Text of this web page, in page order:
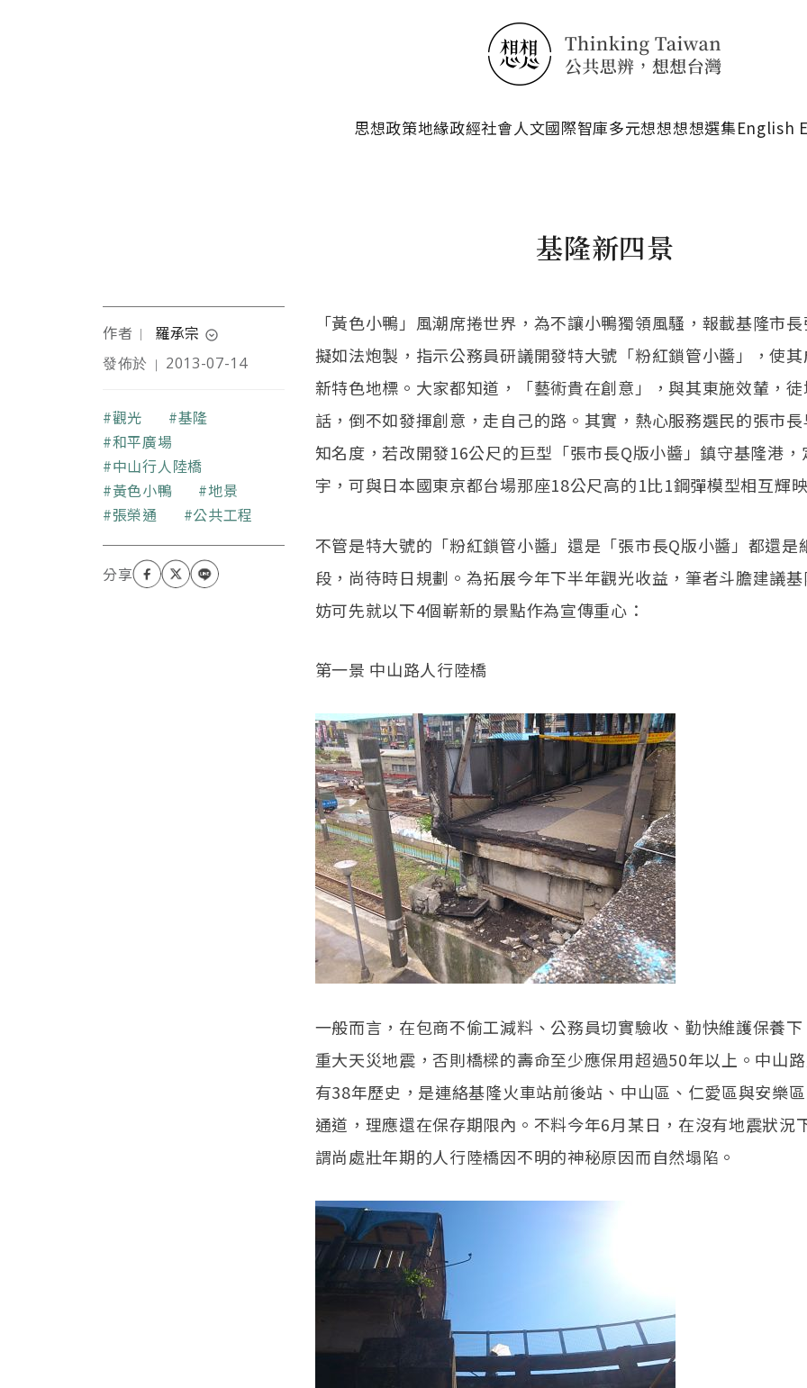
思想政策地緣政經社會人文國際智庫多元想想想想選集English
基隆新四景
作者 ｜ 羅承宗 expand_circle_down
本文作者1973 年生，台北
埔，工作於台南永康。投
身法律教育業，業餘之暇
除參與 NGO 活動外，亦
為 GUNPLA 與相關電玩
卡漫的愛好者。部落格：
查爾斯的論壇
發佈於 ｜ 2013-07-14
關鍵字
觀光
基隆
和平廣場
中山行人陸橋
黃色小鴨
地景
張榮通
公共工程
「黃色小鴨」風潮席捲世界，為不讓小鴨獨領風騷，報載基隆市
擬如法炮製，指示公務員研議開發特大號「粉紅鎖管小醬」，使
新特色地標。大家都知道，「藝術貴在創意」，與其東施效輦，
話，倒不如發揮創意，走自己的路。其實，熱心服務選民的張市
知名度，若改開發16公尺的巨型「張市長Q版小醬」鎮守基隆港，
宇，可與日本國東京都台場那座18公尺高的1比1鋼彈模型相互輝映
不管是特大號的「粉紅鎖管小醬」還是「張市長Q版小醬」都還是
段，尚待時日規劃。為拓展今年下半年觀光收益，筆者斗膽建議
妨可先就以下4個嶄新的景點作為宣傳重心：
第一景 中山路人行陸橋
一般而言，在包商不偷工減料、公務員切實驗收、勤快維護保養
重大天災地震，否則橋樑的壽命至少應保用超過50年以上。中山
有38年歷史，是連絡基隆火車站前後站、中山區、仁愛區與安樂
通道，理應還在保存期限內。不料今年6月某日，在沒有地震狀況
謂尚處壯年期的人行陸橋因不明的神秘原因而自然塌陷。